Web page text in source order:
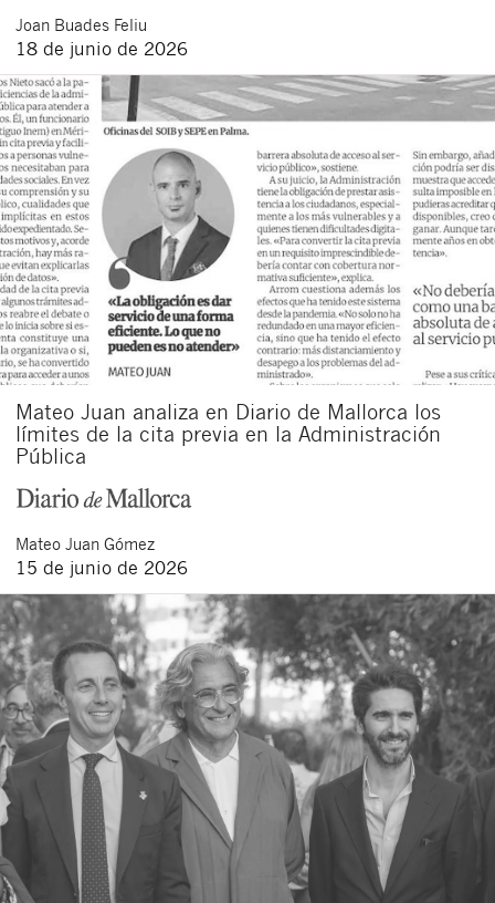
Joan Buades Feliu
18 de junio de 2026
Mateo Juan analiza en Diario de Mallorca los
límites de la cita previa en la Administración
Pública
Mateo Juan Gómez
15 de junio de 2026